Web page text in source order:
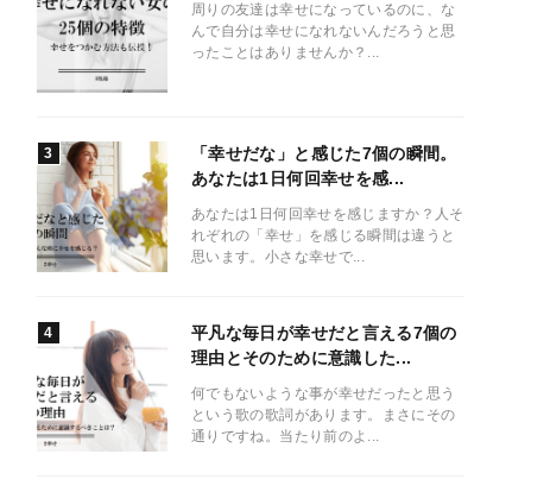
周りの友達は幸せになっているのに、な
んで自分は幸せになれないんだろうと思
ったことはありませんか？...
「幸せだな」と感じた7個の瞬間。
あなたは1日何回幸せを感...
あなたは1日何回幸せを感じますか？人そ
れぞれの「幸せ」を感じる瞬間は違うと
思います。小さな幸せで...
平凡な毎日が幸せだと言える7個の
理由とそのために意識した...
何でもないような事が幸せだったと思う
という歌の歌詞があります。まさにその
通りですね。当たり前のよ...